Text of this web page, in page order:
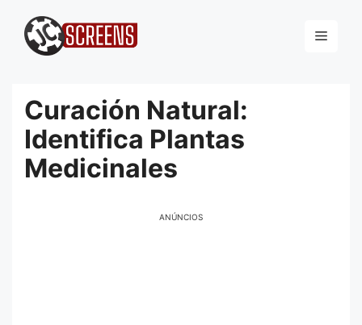
para
Menu
Curación Natural:
Identifica Plantas
Medicinales
ANÚNCIOS